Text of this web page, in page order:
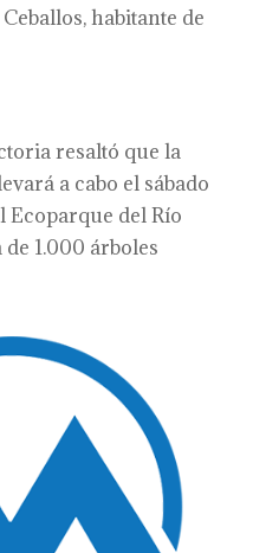
habitante de
resaltó que la
a cabo el sábado
Ecoparque del Río
1.000 árboles